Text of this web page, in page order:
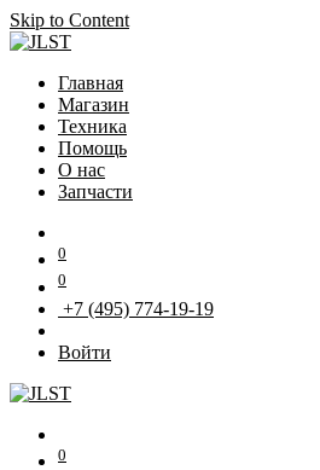
Skip to Content
Главная
Магазин
Техника
Помощь
О нас
Запчасти
0
0
+7 (495) 774-19-19
Войти
0